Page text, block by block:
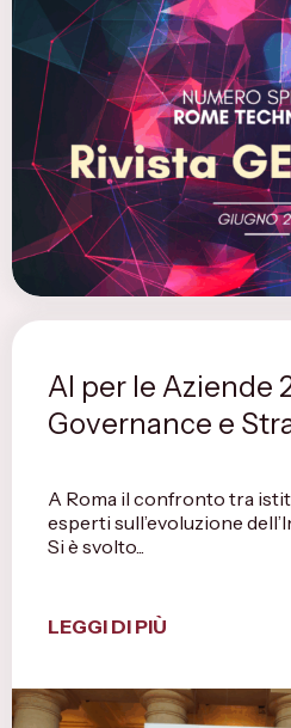
AI per le Aziende
Governance e
A Roma il confronto tra
esperti sull’evoluzione
Si è svolto...
LEGGI DI PIÙ